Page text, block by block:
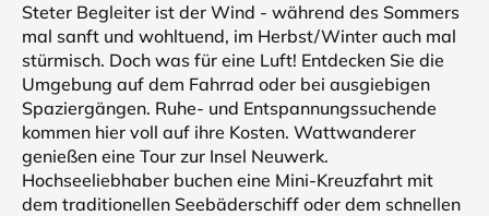
Steter Begleiter ist der Wind - während des Sommers
mal sanft und wohltuend, im Herbst/Winter auch mal
stürmisch. Doch was für eine Luft! Entdecken Sie die
Umgebung auf dem Fahrrad oder bei ausgiebigen
Spaziergängen. Ruhe- und Entspannungssuchende
kommen hier voll auf ihre Kosten. Wattwanderer
genießen eine Tour zur Insel Neuwerk.
Hochseeliebhaber buchen eine Mini-Kreuzfahrt mit
dem traditionellen Seebäderschiff oder dem schnellen